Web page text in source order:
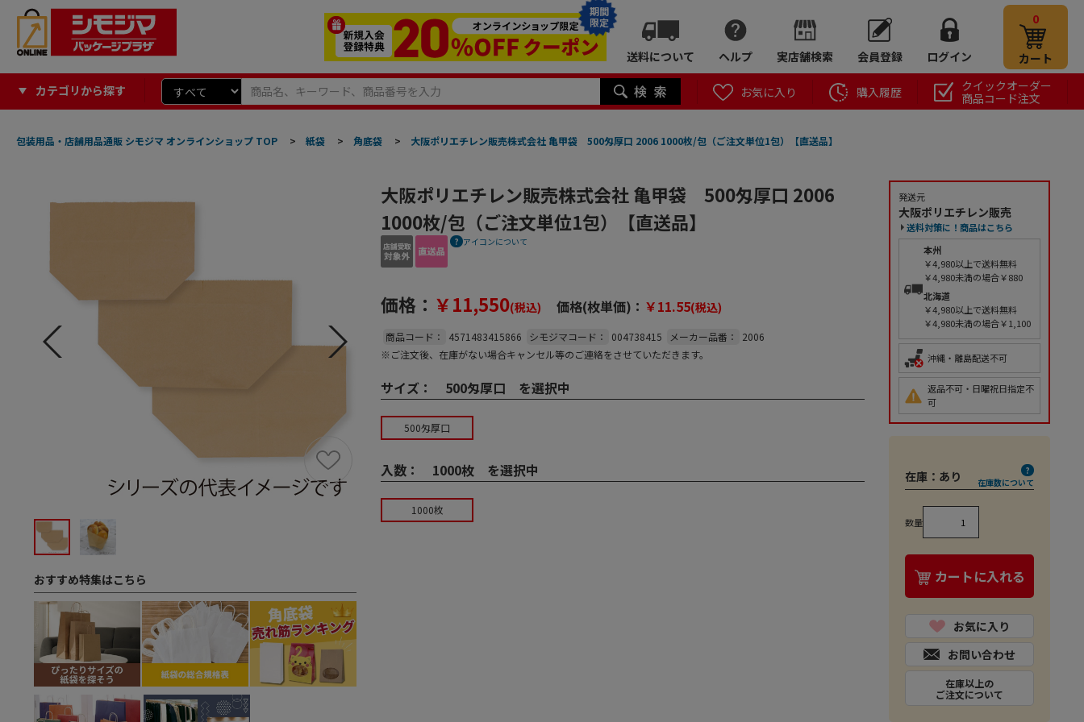
期間
限定
送料について ヘルプ 実店舗検索 会員登録 ログイン
0
カート
カテゴリから探す お気に入り 購入履歴
クイックオーダー
商品コード注文
包装用品・店舗用品通販 シモジマ オンラインショップ TOP > 紙袋 > 角底袋 > 大阪ポリエチレン販売株式会社 亀甲袋 500匁厚口 2006 1000枚/包（ご注文単位1包）【直送品】
おすすめ特集はこちら
大阪ポリエチレン販売株式会社 亀甲袋 500匁厚口 2006
1000枚/包（ご注文単位1包）【直送品】
アイコンについて
価格： ￥11,550(税込) 価格(枚単価)： ￥11.55(税込)
商品コード： 4571483415866 シモジマコード： 004738415 メーカー品番：
2006
※ご注文後、在庫がない場合キャンセル等のご連絡をさせていただきます。
サイズ： 500匁厚口 を選択中
500匁厚口
入数： 1000枚 を選択中
1000枚
発送元
大阪ポリエチレン販売
送料対策に！商品はこちら
本州
￥4,980以上で送料無料
￥4,980未満の場合￥880
北海道
￥4,980以上で送料無料
￥4,980未満の場合￥1,100
沖縄・離島配送不可
返品不可・日曜祝日指定不
可
在庫： あり 在庫数について
数量
カートに入れる
お気に入り
お問い合わせ
在庫以上の
ご注文について